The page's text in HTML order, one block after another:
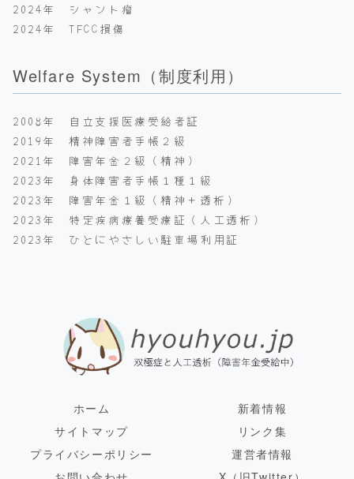
2024年 シャント瘤
2024年 TFCC損傷
Welfare System（制度利用）
2008年 自立支援医療受給者証
2019年 精神障害者手帳２級
2021年 障害年金２級（精神）
2023年 身体障害者手帳１種１級
2023年 障害年金１級（精神＋透析）
2023年 特定疾病療養受療証（人工透析）
2023年 ひとにやさしい駐車場利用証
ホーム
新着情報
サイトマップ
リンク集
プライバシーポリシー
運営者情報